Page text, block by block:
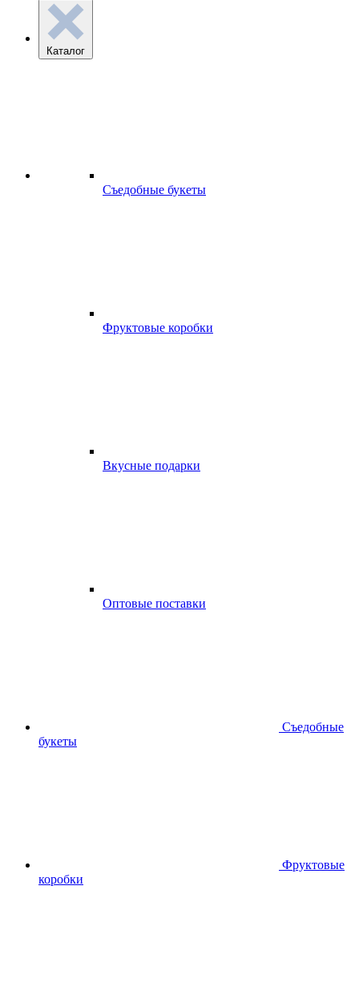
Каталог
Съедобные букеты
Фруктовые коробки
Вкусные подарки
Оптовые поставки
Съедобные
букеты
Фруктовые
коробки